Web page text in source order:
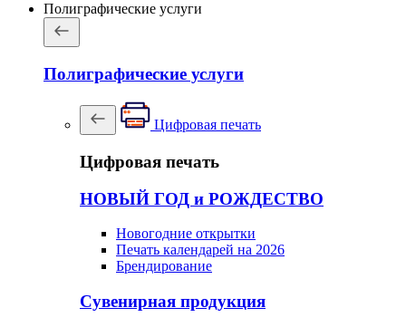
Полиграфические услуги
Полиграфические услуги
Цифровая печать
Цифровая печать
НОВЫЙ ГОД и РОЖДЕСТВО
Новогодние открытки
Печать календарей на 2026
Брендирование
Сувенирная продукция